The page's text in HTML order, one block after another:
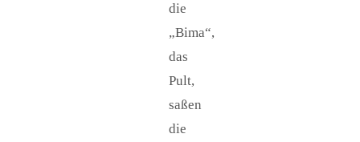
die
„Bima“,
das
Pult,
saßen
die